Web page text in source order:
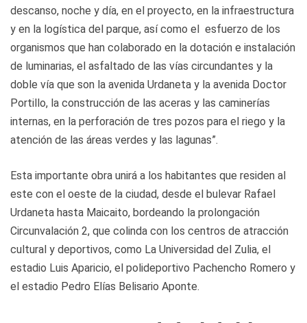
descanso, noche y día, en el proyecto, en la infraestructura
y en la logística del parque, así como el esfuerzo de los
organismos que han colaborado en la dotación e instalación
de luminarias, el asfaltado de las vías circundantes y la
doble vía que son la avenida Urdaneta y la avenida Doctor
Portillo, la construcción de las aceras y las caminerías
internas, en la perforación de tres pozos para el riego y la
atención de las áreas verdes y las lagunas”.
Esta importante obra unirá a los habitantes que residen al
este con el oeste de la ciudad, desde el bulevar Rafael
Urdaneta hasta Maicaito, bordeando la prolongación
Circunvalación 2, que colinda con los centros de atracción
cultural y deportivos, como La Universidad del Zulia, el
estadio Luis Aparicio, el polideportivo Pachencho Romero y
el estadio Pedro Elías Belisario Aponte.